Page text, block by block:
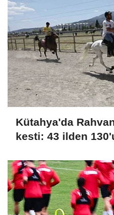
Kütahya'da
kesti: 43 ilden